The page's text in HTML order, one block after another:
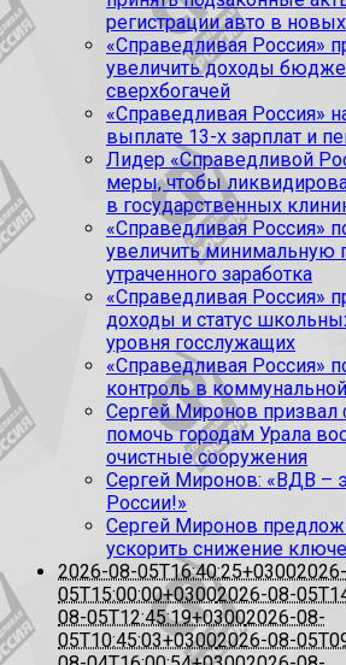
регистрации авто в
«Справедливая Россия»
увеличить доходы
сверхбогачей
«Справедливая Россия»
выплате 13-х зарплат и
Лидер «Справедливой
меры, чтобы
в государственных
«Справедливая Россия»
увеличить минимальную
утраченного заработка
«Справедливая Россия»
доходы и статус
уровня госслужащих
«Справедливая Россия»
контроль в
Сергей Миронов
помочь городам Урала
очистные сооружения
Сергей Миронов: «ВДВ –
России!»
Сергей Миронов
ускорить снижение
2026-08-05T16:40:25+0300
05T15:00:00+03002026-08-
08-05T12:45:19+03002026-08-
05T10:45:03+03002026-08-